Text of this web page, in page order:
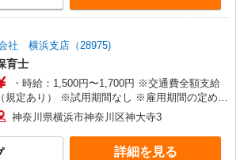
社 横浜支店（28975)
育士
・時給：1,500円〜1,700円 ※交通費全額支給
（規定あり） ※試用期間なし ※雇用期間の定めあ
り ※給与幅は経験・能力による
神奈川県横浜市神奈川区神大寺3
詳細を見る